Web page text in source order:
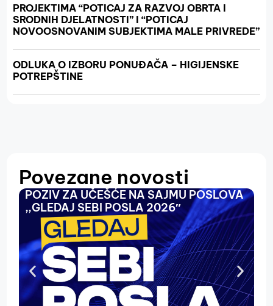
PROJEKTIMA “POTICAJ ZA RAZVOJ OBRTA I
SRODNIH DJELATNOSTI” I “POTICAJ
NOVOOSNOVANIM SUBJEKTIMA MALE PRIVREDE”
ODLUKA O IZBORU PONUĐAČA – HIGIJENSKE
POTREPŠTINE
Povezane novosti
POZIV ZA UČEŠĆE NA SAJMU POSLOVA
,,GLEDAJ SEBI POSLA 2026″